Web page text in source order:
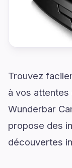
Trouvez
à vos
Wunderbar
propose des
découvertes